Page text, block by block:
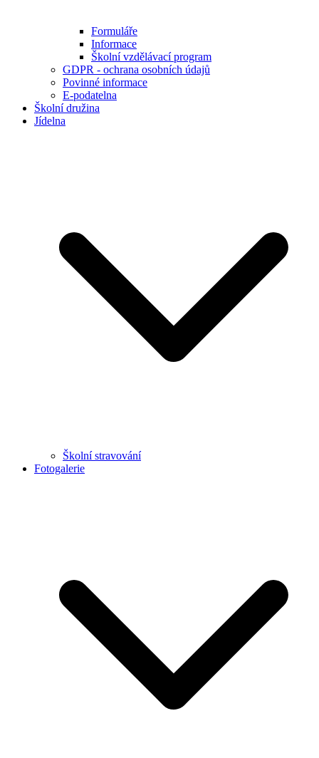
Formuláře
Informace
Školní vzdělávací program
GDPR - ochrana osobních údajů
Povinné informace
E-podatelna
Školní družina
Jídelna
Školní stravování
Fotogalerie